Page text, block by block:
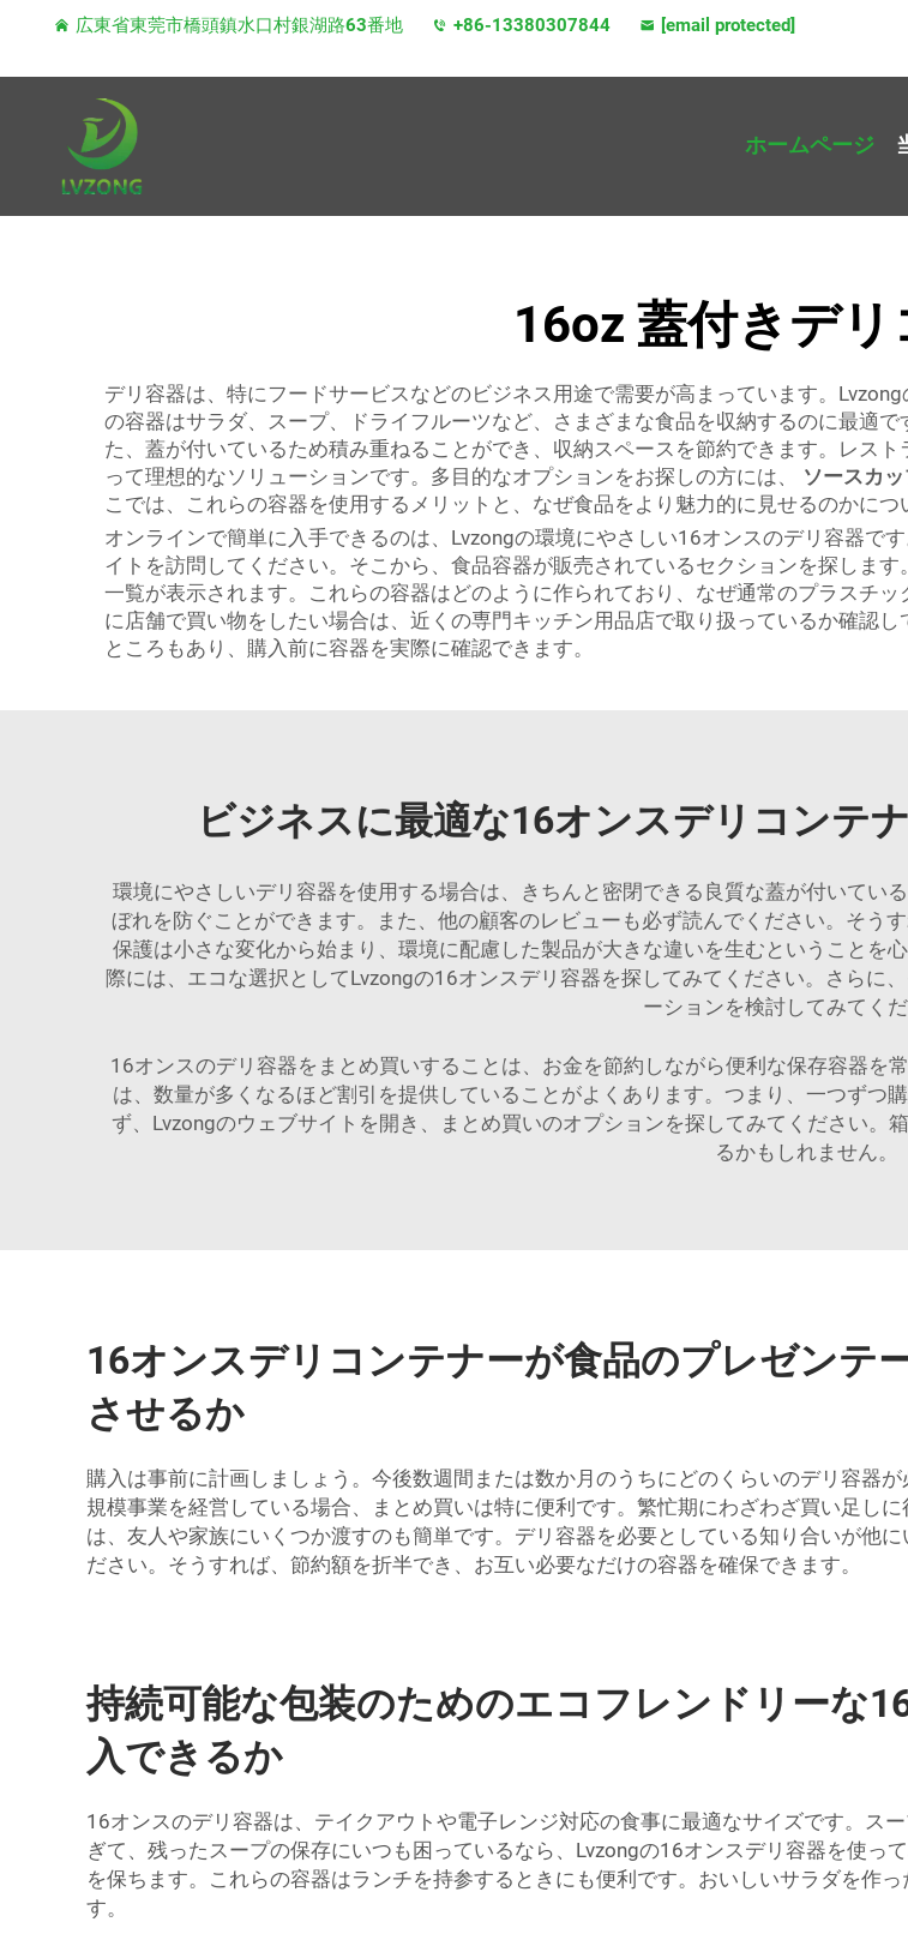
広東省東莞市橋頭鎮水口村銀湖路63番地 +86-13380307844 [email protected]
ホームページ
16oz 蓋付きデ
デリ容器は、特にフードサービスなどのビジネス用途で需要が高まっています。
の容器はサラダ、スープ、ドライフルーツなど、さまざまな食品を収納するのに最適
た、蓋が付いているため積み重ねることができ、収納スペースを節約できます。レス
って理想的なソリューションです。多目的なオプションをお探しの方には、 ソースカ
こでは、これらの容器を使用するメリットと、なぜ食品をより魅力的に見せるのかにつ
オンラインで簡単に入手できるのは、Lvzongの環境にやさしい16オンスのデリ容器で
イトを訪問してください。そこから、食品容器が販売されているセクションを探しま
一覧が表示されます。これらの容器はどのように作られており、なぜ通常のプラスチ
に店舗で買い物をしたい場合は、近くの専門キッチン用品店で取り扱っているか確認
ところもあり、購入前に容器を実際に確認できます。
ビジネスに最適な16オンスデリコンテ
環境にやさしいデリ容器を使用する場合は、きちんと密閉できる良質な蓋が付いてい
ぼれを防ぐことができます。また、他の顧客のレビューも必ず読んでください。そう
保護は小さな変化から始まり、環境に配慮した製品が大きな違いを生むということを
際には、エコな選択としてLvzongの16オンスデリ容器を探してみてください。さらに
ーションを検討してみてくだ
16オンスのデリ容器をまとめ買いすることは、お金を節約しながら便利な保存容器を
は、数量が多くなるほど割引を提供していることがよくあります。つまり、一つずつ
ず、Lvzongのウェブサイトを開き、まとめ買いのオプションを探してみてください
るかもしれません。
16オンスデリコンテナーが食品のプレゼンテ
させるか
購入は事前に計画しましょう。今後数週間または数か月のうちにどのくらいのデリ容器
規模事業を経営している場合、まとめ買いは特に便利です。繁忙期にわざわざ買い足し
は、友人や家族にいくつか渡すのも簡単です。デリ容器を必要としている知り合いが他
ださい。そうすれば、節約額を折半でき、お互い必要なだけの容器を確保できます。
持続可能な包装のためのエコフレンドリーな
入できるか
16オンスのデリ容器は、テイクアウトや電子レンジ対応の食事に最適なサイズです。ス
ぎて、残ったスープの保存にいつも困っているなら、Lvzongの16オンスデリ容器を使っ
を保ちます。これらの容器はランチを持参するときにも便利です。おいしいサラダを作
す。